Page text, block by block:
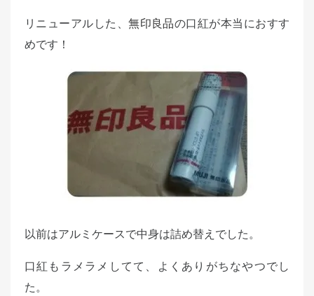
リニューアルした、無印良品の口紅が本当におすす
めです！
以前はアルミケースで中身は詰め替えでした。
口紅もラメラメしてて、よくありがちなやつでし
た。